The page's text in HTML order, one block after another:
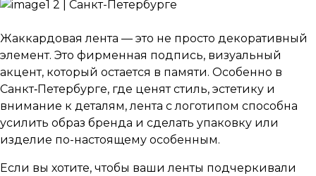
Жаккардовая лента — это не просто декоративный
элемент. Это фирменная подпись, визуальный
акцент, который остается в памяти. Особенно в
Санкт‑Петербурге, где ценят стиль, эстетику и
внимание к деталям, лента с логотипом способна
усилить образ бренда и сделать упаковку или
изделие по-настоящему особенным.
Если вы хотите, чтобы ваши ленты подчеркивали